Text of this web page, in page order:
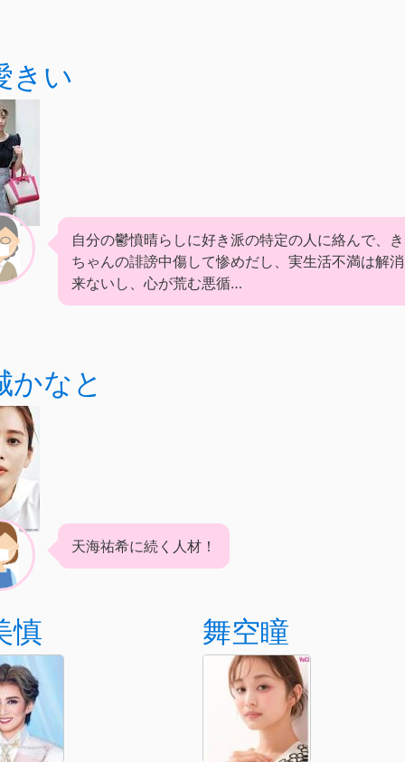
きい
自分の鬱憤晴らしに好き派の特定の人に絡んで、
ちゃんの誹謗中傷して惨めだし、実生活不満は解
来ないし、心が荒む悪循…
かなと
天海祐希に続く人材！
慎 舞空瞳